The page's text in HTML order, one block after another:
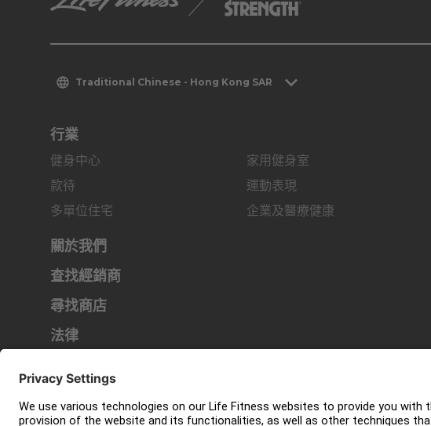
Traditional Chinese - Hong Kong SAR
行業
健身中心
款待
多單位住宅
家用健身室
運動表現
企業及醫療健康
關於我們
查找經銷商
尋找商店
法律